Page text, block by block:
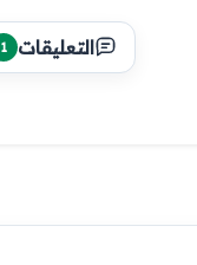
التعليقات 1